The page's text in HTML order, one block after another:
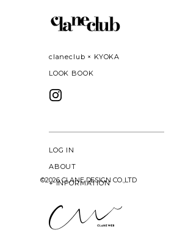
claneclub × KYOKA
LOOK BOOK
LOG IN
ABOUT
+INFORMATION
©2026 CLANE DESIGN CO.,LTD